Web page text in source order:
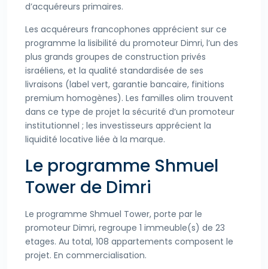
d’acquéreurs primaires.
Les acquéreurs francophones apprécient sur ce
programme la lisibilité du promoteur Dimri, l’un des
plus grands groupes de construction privés
israéliens, et la qualité standardisée de ses
livraisons (label vert, garantie bancaire, finitions
premium homogènes). Les familles olim trouvent
dans ce type de projet la sécurité d’un promoteur
institutionnel ; les investisseurs apprécient la
liquidité locative liée à la marque.
Le programme Shmuel
Tower de Dimri
Le programme Shmuel Tower, porte par le
promoteur Dimri, regroupe 1 immeuble(s) de 23
etages. Au total, 108 appartements composent le
projet. En commercialisation.